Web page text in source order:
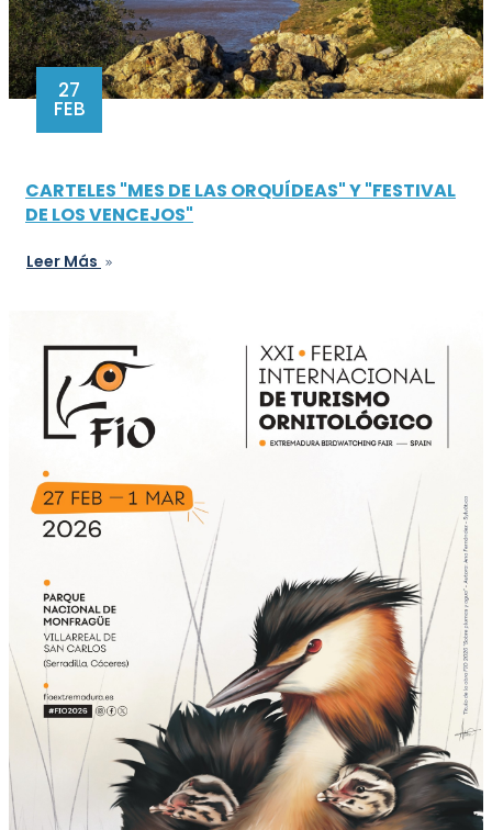
27
FEB
CARTELES "MES DE LAS ORQUÍDEAS" Y "FESTIVAL
DE LOS VENCEJOS"
Leer Más